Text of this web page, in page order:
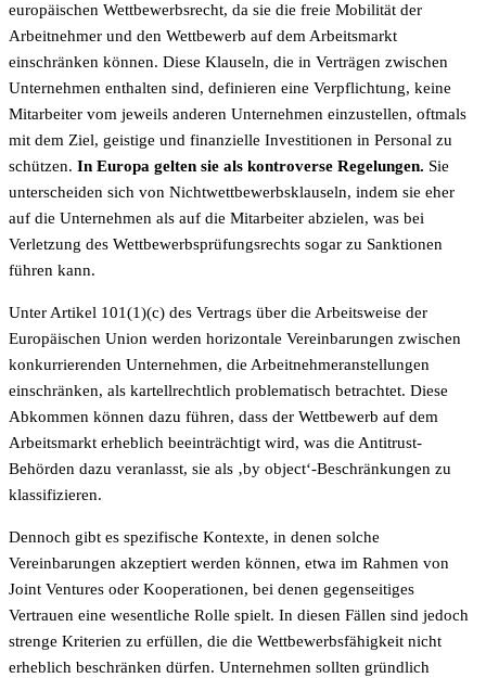
europäischen Wettbewerbsrecht, da sie die freie Mobilität der
Arbeitnehmer und den Wettbewerb auf dem Arbeitsmarkt
einschränken können. Diese Klauseln, die in Verträgen zwischen
Unternehmen enthalten sind, definieren eine Verpflichtung, keine
Mitarbeiter vom jeweils anderen Unternehmen einzustellen, oftmals
mit dem Ziel, geistige und finanzielle Investitionen in Personal zu
schützen. In Europa gelten sie als kontroverse Regelungen. Sie
unterscheiden sich von Nichtwettbewerbsklauseln, indem sie eher
auf die Unternehmen als auf die Mitarbeiter abzielen, was bei
Verletzung des Wettbewerbsprüfungsrechts sogar zu Sanktionen
führen kann.
Unter Artikel 101(1)(c) des Vertrags über die Arbeitsweise der
Europäischen Union werden horizontale Vereinbarungen zwischen
konkurrierenden Unternehmen, die Arbeitnehmeranstellungen
einschränken, als kartellrechtlich problematisch betrachtet. Diese
Abkommen können dazu führen, dass der Wettbewerb auf dem
Arbeitsmarkt erheblich beeinträchtigt wird, was die Antitrust-
Behörden dazu veranlasst, sie als ‚by object‘-Beschränkungen zu
klassifizieren.
Dennoch gibt es spezifische Kontexte, in denen solche
Vereinbarungen akzeptiert werden können, etwa im Rahmen von
Joint Ventures oder Kooperationen, bei denen gegenseitiges
Vertrauen eine wesentliche Rolle spielt. In diesen Fällen sind jedoch
strenge Kriterien zu erfüllen, die die Wettbewerbsfähigkeit nicht
erheblich beschränken dürfen. Unternehmen sollten gründlich